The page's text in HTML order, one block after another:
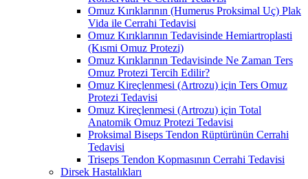
Omuz Kırıklarının (Humerus Proksimal Uç) Plak
Vida ile Cerrahi Tedavisi
Omuz Kırıklarının Tedavisinde Hemiartroplasti
(Kısmi Omuz Protezi)
Omuz Kırıklarının Tedavisinde Ne Zaman Ters
Omuz Protezi Tercih Edilir?
Omuz Kireçlenmesi (Artrozu) için Ters Omuz
Protezi Tedavisi
Omuz Kireçlenmesi (Artrozu) için Total
Anatomik Omuz Protezi Tedavisi
Proksimal Biseps Tendon Rüptürünün Cerrahi
Tedavisi
Triseps Tendon Kopmasının Cerrahi Tedavisi
Dirsek Hastalıkları